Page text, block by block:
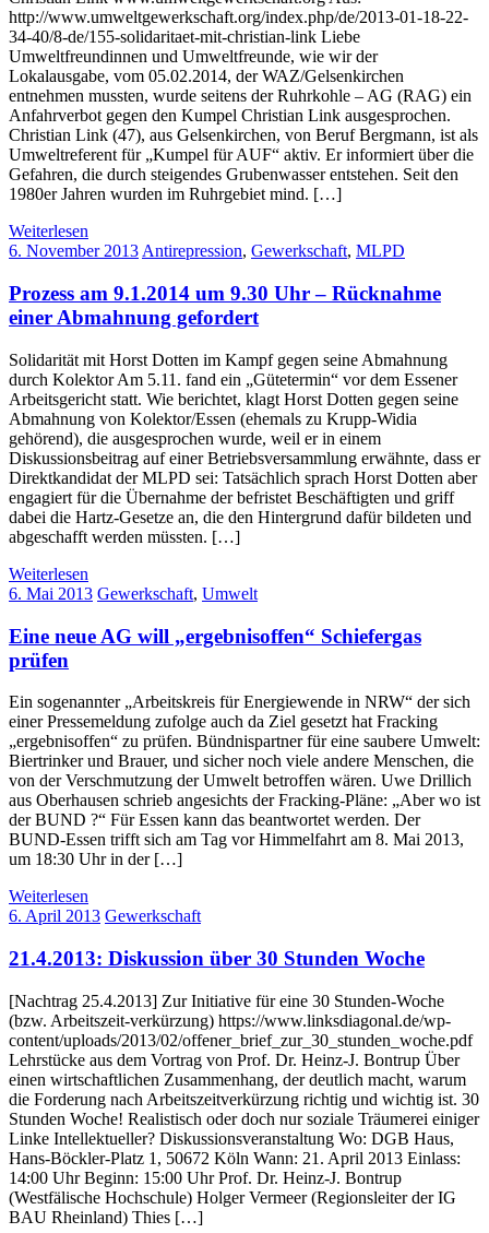
http://www.umweltgewerkschaft.org/index.php/de/2013-01-18-22-
34-40/8-de/155-solidaritaet-mit-christian-link Liebe
Umweltfreundinnen und Umweltfreunde, wie wir der
Lokalausgabe, vom 05.02.2014, der WAZ/Gelsenkirchen
entnehmen mussten, wurde seitens der Ruhrkohle – AG (RAG) ein
Anfahrverbot gegen den Kumpel Christian Link ausgesprochen.
Christian Link (47), aus Gelsenkirchen, von Beruf Bergmann, ist als
Umweltreferent für „Kumpel für AUF“ aktiv. Er informiert über die
Gefahren, die durch steigendes Grubenwasser entstehen. Seit den
1980er Jahren wurden im Ruhrgebiet mind. […]
Weiterlesen
6. November 2013Antirepression, Gewerkschaft, MLPD
Prozess am 9.1.2014 um 9.30 Uhr – Rücknahme
einer Abmahnung gefordert
Solidarität mit Horst Dotten im Kampf gegen seine Abmahnung
durch Kolektor Am 5.11. fand ein „Gütetermin“ vor dem Essener
Arbeitsgericht statt. Wie berichtet, klagt Horst Dotten gegen seine
Abmahnung von Kolektor/Essen (ehemals zu Krupp-Widia
gehörend), die ausgesprochen wurde, weil er in einem
Diskussionsbeitrag auf einer Betriebsversammlung erwähnte, dass er
Direktkandidat der MLPD sei: Tatsächlich sprach Horst Dotten aber
engagiert für die Übernahme der befristet Beschäftigten und griff
dabei die Hartz-Gesetze an, die den Hintergrund dafür bildeten und
abgeschafft werden müssten. […]
Weiterlesen
6. Mai 2013 Gewerkschaft, Umwelt
Eine neue AG will „ergebnisoffen“ Schiefergas
prüfen
Ein sogenannter „Arbeitskreis für Energiewende in NRW“ der sich
einer Pressemeldung zufolge auch da Ziel gesetzt hat Fracking
„ergebnisoffen“ zu prüfen. Bündnispartner für eine saubere Umwelt:
Biertrinker und Brauer, und sicher noch viele andere Menschen, die
von der Verschmutzung der Umwelt betroffen wären. Uwe Drillich
aus Oberhausen schrieb angesichts der Fracking-Pläne: „Aber wo ist
der BUND ?“ Für Essen kann das beantwortet werden. Der
BUND-Essen trifft sich am Tag vor Himmelfahrt am 8. Mai 2013,
um 18:30 Uhr in der […]
Weiterlesen
6. April 2013 Gewerkschaft
21.4.2013: Diskussion über 30 Stunden Woche
[Nachtrag 25.4.2013] Zur Initiative für eine 30 Stunden-Woche
(bzw. Arbeitszeit-verkürzung) https://www.linksdiagonal.de/wp-
content/uploads/2013/02/offener_brief_zur_30_stunden_woche.pdf
Lehrstücke aus dem Vortrag von Prof. Dr. Heinz-J. Bontrup Über
einen wirtschaftlichen Zusammenhang, der deutlich macht, warum
die Forderung nach Arbeitszeitverkürzung richtig und wichtig ist. 30
Stunden Woche! Realistisch oder doch nur soziale Träumerei einiger
Linke Intellektueller? Diskussionsveranstaltung Wo: DGB Haus,
Hans-Böckler-Platz 1, 50672 Köln Wann: 21. April 2013 Einlass:
14:00 Uhr Beginn: 15:00 Uhr Prof. Dr. Heinz-J. Bontrup
(Westfälische Hochschule) Holger Vermeer (Regionsleiter der IG
BAU Rheinland) Thies […]